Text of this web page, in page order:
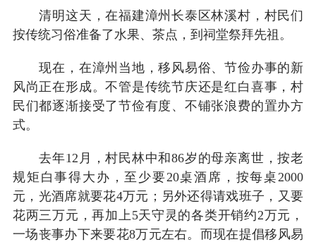
清明这天，在福建漳州长泰区林溪村，村民们
按传统习俗准备了水果、茶点，到祠堂祭拜先祖。
现在，在漳州当地，移风易俗、节俭办事的新
风尚正在形成。不管是传统节庆还是红白喜事，村
民们都逐渐接受了节俭有度、不铺张浪费的置办方
式。
去年12月，村民林中和86岁的母亲离世，按老
规矩白事得大办，至少要20桌酒席，按每桌2000
元，光酒席就要花4万元；另外还得请戏班子，又要
花两三万元，再加上5天守灵的各类开销约2万元，
一场丧事办下来要花8万元左右。而现在提倡移风易